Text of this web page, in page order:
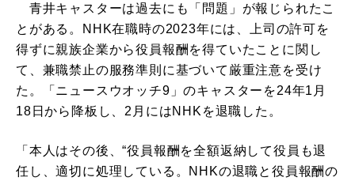
青井キャスターは過去にも「問題」が報じられたこ
とがある。NHK在職時の2023年には、上司の許可を
得ずに親族企業から役員報酬を得ていたことに関し
て、兼職禁止の服務準則に基づいて厳重注意を受け
た。「ニュースウオッチ9」のキャスターを24年1月
18日から降板し、2月にはNHKを退職した。
「本人はその後、“役員報酬を全額返納して役員も退
任し、適切に処理している。NHKの退職と役員報酬の